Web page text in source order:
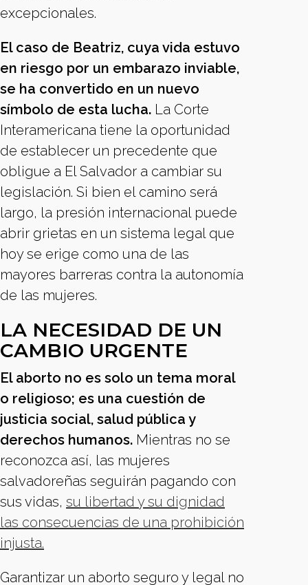
excepcionales.
El caso de Beatriz, cuya vida estuvo
en riesgo por un embarazo inviable,
se ha convertido en un nuevo
símbolo de esta lucha. La Corte
Interamericana tiene la oportunidad
de establecer un precedente que
obligue a El Salvador a cambiar su
legislación. Si bien el camino será
largo, la presión internacional puede
abrir grietas en un sistema legal que
hoy se erige como una de las
mayores barreras contra la autonomía
de las mujeres.
LA NECESIDAD DE UN
CAMBIO URGENTE
El aborto no es solo un tema moral
o religioso; es una cuestión de
justicia social, salud pública y
derechos humanos. Mientras no se
reconozca así, las mujeres
salvadoreñas seguirán pagando con
sus vidas, su libertad y su dignidad
las consecuencias de una prohibición
injusta.
Garantizar un aborto seguro y legal no